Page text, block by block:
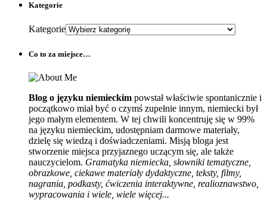
Kategorie
Kategorie
Co to za miejsce…
Blog o języku niemieckim powstał właściwie spontanicznie i
początkowo miał być o czymś zupełnie innym, niemiecki był
jego małym elementem. W tej chwili koncentruję się w 99%
na języku niemieckim, udostępniam darmowe materiały,
dzielę się wiedzą i doświadczeniami. Misją bloga jest
stworzenie miejsca przyjaznego uczącym się, ale także
nauczycielom. Gramatyka niemiecka, słowniki tematyczne,
obrazkowe, ciekawe materiały dydaktyczne, teksty, filmy,
nagrania, podkasty, ćwiczenia interaktywne, realioznawstwo,
wypracowania i wiele, wiele więcej...